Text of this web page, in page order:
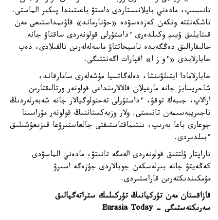
تانىسىپ، مادەني بايلانىستاردى دامىتۋ باعىتىندا پىكىر الماستى.
تاشكەنتتە وتكەن كەزدەسۋدە «حۋنارماند» قاۋىمداستىعى مەن
قىتايلىق ۇيىم وكىلدەرى ءداستۇرلى قولونەردى ساقتاۋ جانە
حالىقارالىق دەڭگەيدە ناسيحاتتاۋ ماسەلەلەرىن تالقىلادى، دەپ
حابارلايدى «ءو ز ا» اقپارات اگەنتتىگى.
حابارلامادا ايتىلۋىنشا، دەلەگاتسيا مۇشەلەرى سامارقاند،
شاحريسابز جانە مارعيلان قالالارىنداعى قولونەر ورتالىقتارىن
ارالاپ، جىبەك توقۋ، ءداستۇرلى تەحنولوگيالار جانە شەبەرلەردىڭ
تاجىريبەسىمەن تانىستى. ولار وزبەكستاننىڭ قولونەر مۇراسىنا
جوعارى باعا بەرىپ، ىنتىماقتاستىقتى جالعاستىرۋعا قىزىعۋشىلىق
ءبىلدىردى.
تاراپتار ۇلتتىق قولونەردى الەمگە تانىتۋ، مادەني الماسۋدى
كەڭەيتۋ جانە بىرلەسكەن جوبالاردى جۇزەگە اسىرۋ
مۇمكىندىكتەرىن قاراستىردى.
قازاقستان مەن تۇركيانىڭ تۇركىلىك ستراتەگيالىق
سەرىكتەستىگى - Eurasia Today